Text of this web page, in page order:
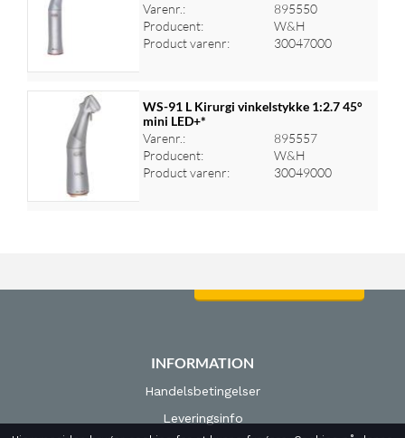
Log ind for at se priser
Varenr.:
895550
Producent:
W&H
Product varenr:
30047000
Log ind for at se priser
WS-91 L Kirurgi vinkelstykke 1:2.7 45°
mini LED+*
Varenr.:
895557
Producent:
W&H
Product varenr:
30049000
INFORMATION
Handelsbetingelser
Leveringsinfo